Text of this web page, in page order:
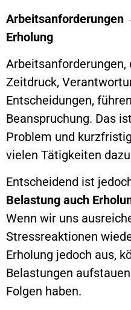
Arbeitsanforderungen
Erholung
Arbeitsanforderungen,
Zeitdruck,
Entscheidungen,
Beanspruchung. Das
Problem und
vielen Tätigkeiten
Entscheidend ist
Belastung auch
Wenn wir uns
Stressreaktionen
Erholung jedoch aus,
Belastungen
Folgen haben.